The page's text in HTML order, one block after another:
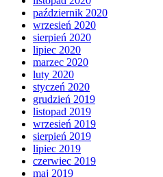
październik 2020
wrzesień 2020
sierpień 2020
lipiec 2020
marzec 2020
luty 2020
styczeń 2020
grudzień 2019
listopad 2019
wrzesień 2019
sierpień 2019
lipiec 2019
czerwiec 2019
maj 2019